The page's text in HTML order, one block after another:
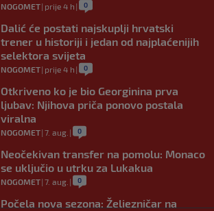
NOGOMET| prije 4 h | 0
Dalić će postati najskuplji hrvatski
trener u historiji i jedan od najplaćenijih
selektora svijeta
NOGOMET| prije 4 h | 0
Otkriveno ko je bio Georginina prva
ljubav: Njihova priča ponovo postala
viralna
NOGOMET| 7. aug. | 0
Neočekivan transfer na pomolu: Monaco
se uključio u utrku za Lukakua
NOGOMET| 7. aug. | 0
Počela nova sezona: Željezničar na